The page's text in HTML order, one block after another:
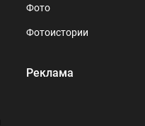
Фото
Фотоистории
Реклама